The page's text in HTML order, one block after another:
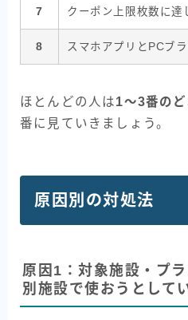
7 クーポン上限枚数に達
8 スマホアプリとPCブ
ほとんどの人は1〜3番の
番に見ていきましょう。
原因別の対処法
原因1：対象施設・プ
別施設で使おうとして